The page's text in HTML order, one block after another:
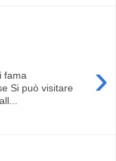
›
fama
Si può visitare